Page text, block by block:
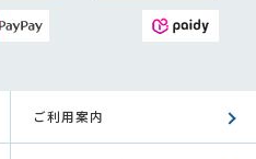
ご利用案内